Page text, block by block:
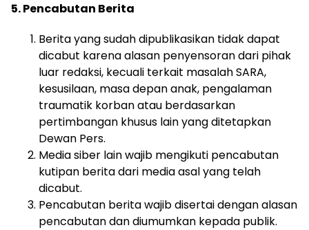
5. Pencabutan Berita
Berita yang sudah dipublikasikan tidak dapat
dicabut karena alasan penyensoran dari pihak
luar redaksi, kecuali terkait masalah SARA,
kesusilaan, masa depan anak, pengalaman
traumatik korban atau berdasarkan
pertimbangan khusus lain yang ditetapkan
Dewan Pers.
Media siber lain wajib mengikuti pencabutan
kutipan berita dari media asal yang telah
dicabut.
Pencabutan berita wajib disertai dengan alasan
pencabutan dan diumumkan kepada publik.